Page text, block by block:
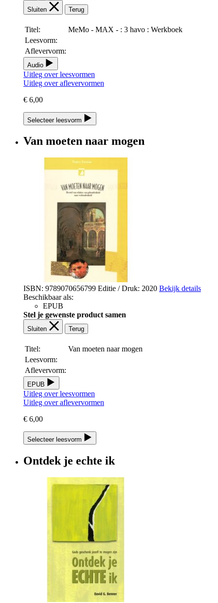
Sluiten Terug
Titel:
MeMo - MAX - : 3 havo : Werkboek
Leesvorm:
Aflevervorm:
Audio
Uitleg over leesvormen
Uitleg over aflevervormen
€ 6,00
Selecteer leesvorm
Van moeten naar mogen
ISBN: 9789070656799 Editie / Druk: 2020 Bekijk details
Beschikbaar als:
EPUB
Stel je gewenste product samen
Sluiten Terug
Titel:
Van moeten naar mogen
Leesvorm:
Aflevervorm:
EPUB
Uitleg over leesvormen
Uitleg over aflevervormen
€ 6,00
Selecteer leesvorm
Ontdek je echte ik